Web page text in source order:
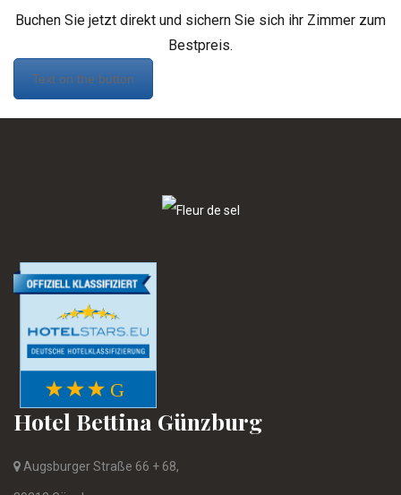
Buchen Sie jetzt direkt und sichern Sie sich ihr Zimmer zum
Bestpreis.
Text on the button
Hotel Bettina Günzburg
Augsburger Straße 66 + 68,